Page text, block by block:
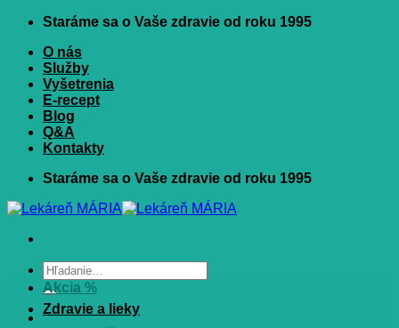
Skip
content
Staráme sa o Vaše zdravie od roku 1995
O nás
Služby
Vyšetrenia
E-recept
Blog
Q&A
Kontakty
Staráme sa o Vaše zdravie od roku 1995
Hľadať:
Akcia %
Zdravie a lieky